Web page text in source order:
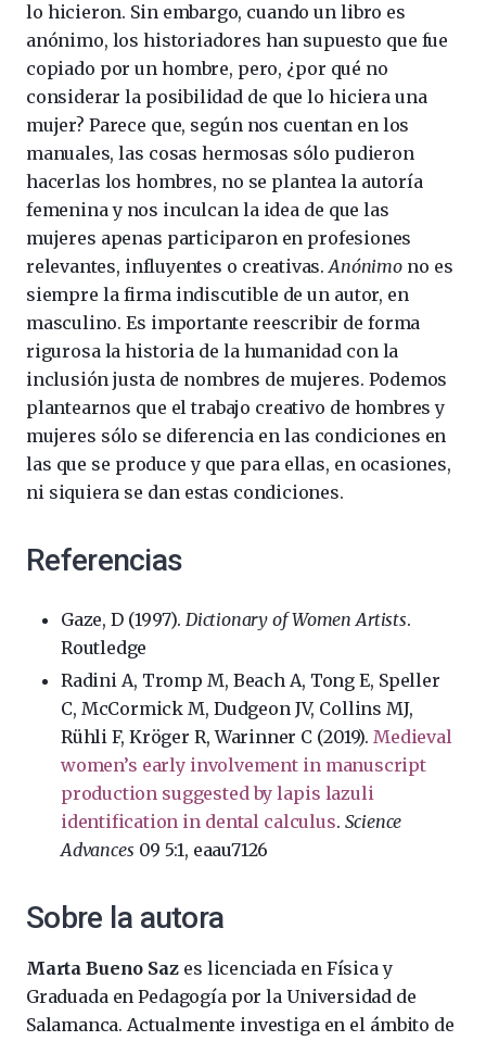
lo hicieron. Sin embargo, cuando un libro es
anónimo, los historiadores han supuesto que fue
copiado por un hombre, pero, ¿por qué no
considerar la posibilidad de que lo hiciera una
mujer? Parece que, según nos cuentan en los
manuales, las cosas hermosas sólo pudieron
hacerlas los hombres, no se plantea la autoría
femenina y nos inculcan la idea de que las
mujeres apenas participaron en profesiones
relevantes, influyentes o creativas.Anónimo no es
siempre la firma indiscutible de un autor, en
masculino. Es importante reescribir de forma
rigurosa la historia de la humanidad con la
inclusión justa de nombres de mujeres. Podemos
plantearnos que el trabajo creativo de hombres y
mujeres sólo se diferencia en las condiciones en
las que se produce y que para ellas, en ocasiones,
ni siquiera se dan estas condiciones.
Referencias
Gaze, D (1997). Dictionary of Women Artists.
Routledge
Radini A, Tromp M, Beach A, Tong E, Speller
C, McCormick M, Dudgeon JV, Collins MJ,
Rühli F, Kröger R, Warinner C (2019).Medieval
women’s early involvement in manuscript
production suggested by lapis lazuli
identification in dental calculus. Science
Advances 09 5:1, eaau7126
Sobre la autora
Marta Bueno Sazes licenciada en Física y
Graduada en Pedagogía por la Universidad de
Salamanca. Actualmente investiga en el ámbito de